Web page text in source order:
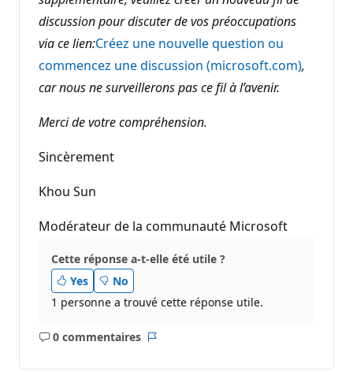
discussion pour discuter de vos préoccupations
via ce lien:Créez une nouvelle question ou
commencez une discussion (microsoft.com),
car nous ne surveillerons pas ce fil à l’avenir.
Merci de votre compréhension.
Sincèrement
Khou Sun
Modérateur de la communauté Microsoft
Cette réponse a-t-elle été utile ?
Yes
No
1 personne a trouvé cette réponse utile.
0 commentaires
Aucun